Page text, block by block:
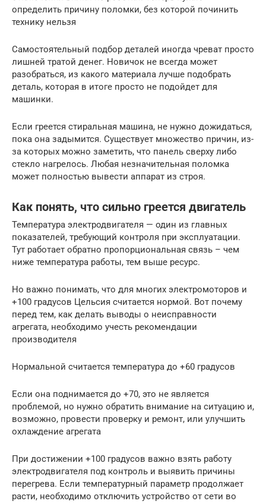
определить причину поломки, без которой починить
технику нельзя
Самостоятельный подбор деталей иногда чреват просто
лишней тратой денег. Новичок не всегда может
разобраться, из какого материала лучше подобрать
деталь, которая в итоге просто не подойдет для
машинки.
Если греется стиральная машина, не нужно дожидаться,
пока она задымится. Существует множество причин, из-
за которых можно заметить, что панель сверху либо
стекло нагрелось. Любая незначительная поломка
может полностью вывести аппарат из строя.
Как понять, что сильно греется двигатель
Температура электродвигателя — один из главных
показателей, требующий контроля при эксплуатации.
Тут работает обратно пропорциональная связь – чем
ниже температура работы, тем выше ресурс.
Но важно понимать, что для многих электромоторов и
+100 градусов Цельсия считается нормой. Вот почему
перед тем, как делать выводы о неисправности
агрегата, необходимо учесть рекомендации
производителя
Нормальной считается температура до +60 градусов
Если она поднимается до +70, это не является
проблемой, но нужно обратить внимание на ситуацию и,
возможно, провести проверку и ремонт, или улучшить
охлаждение агрегата
При достижении +100 градусов важно взять работу
электродвигателя под контроль и выявить причины
перегрева. Если температурный параметр продолжает
расти, необходимо отключить устройство от сети во